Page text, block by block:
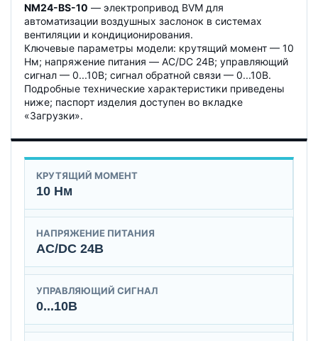
NM24-BS-10 — электропривод BVM для
автоматизации воздушных заслонок в системах
вентиляции и кондиционирования.
Ключевые параметры модели: крутящий момент — 10
Нм; напряжение питания — AC/DC 24B; управляющий
сигнал — 0...10В; сигнал обратной связи — 0...10В.
Подробные технические характеристики приведены
ниже; паспорт изделия доступен во вкладке
«Загрузки».
КРУТЯЩИЙ МОМЕНТ
10 Нм
НАПРЯЖЕНИЕ ПИТАНИЯ
AC/DC 24B
УПРАВЛЯЮЩИЙ СИГНАЛ
0...10В